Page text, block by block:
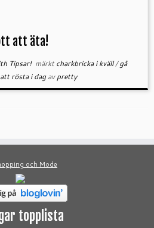
att äta!
Tipsar! märktcharkbricka i kväll/gå
rösta i dagavpretty
topplista